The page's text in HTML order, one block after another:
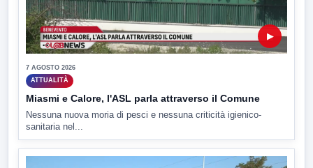
▶
7 AGOSTO 2026
ATTUALITÀ
Miasmi e Calore, l'ASL parla attraverso il Comune
Nessuna nuova moria di pesci e nessuna criticità igienico-
sanitaria nel...